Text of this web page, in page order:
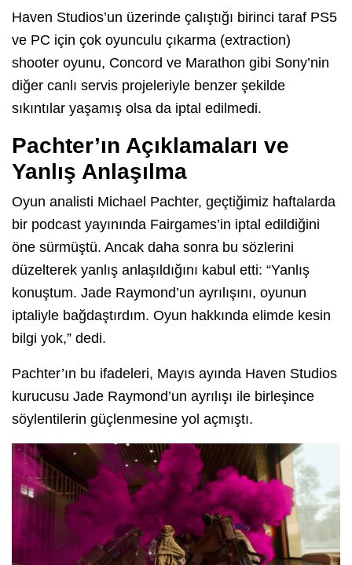
Haven Studios’un üzerinde çalıştığı birinci taraf PS5
ve PC için çok oyunculu çıkarma (extraction)
shooter oyunu, Concord ve Marathon gibi Sony’nin
diğer canlı servis projeleriyle benzer şekilde
sıkıntılar yaşamış olsa da iptal edilmedi.
Pachter’ın Açıklamaları ve
Yanlış Anlaşılma
Oyun analisti Michael Pachter, geçtiğimiz haftalarda
bir podcast yayınında Fairgames’in iptal edildiğini
öne sürmüştü. Ancak daha sonra bu sözlerini
düzelterek yanlış anlaşıldığını kabul etti: “Yanlış
konuştum. Jade Raymond’un ayrılışını, oyunun
iptaliyle bağdaştırdım. Oyun hakkında elimde kesin
bilgi yok,” dedi.
Pachter’ın bu ifadeleri, Mayıs ayında Haven Studios
kurucusu Jade Raymond’un ayrılışı ile birleşince
söylentilerin güçlenmesine yol açmıştı.